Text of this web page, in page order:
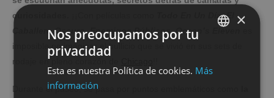
curiosidades.
Todo En Un Día, El
Caballero Oscuro, Enemigos Públicos,Ocean’s Eleven
imposible no imaginar el bullicio que se vivió en sus sets de
rodaje en pleno corazón de
Durante el paseo, se pasa por puntos emblemáticos como
ENGLISH
×
Nos preocupamos por tu
privacidad
Esta es nuestra Política de cookies. Más
información